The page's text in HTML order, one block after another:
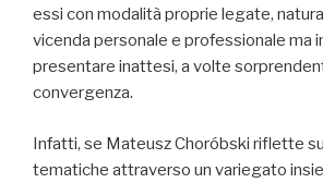
essi con modalità proprie legate,
vicenda personale e professionale ma
presentare inattesi, a volte
convergenza.
Infatti, se Mateusz Choróbski riflette
tematiche attraverso un variegato